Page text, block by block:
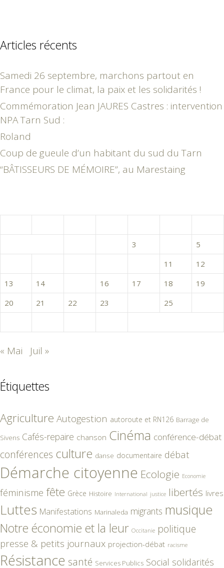
Articles récents
Samedi 26 septembre, marchons partout en
France pour le climat, la paix et les solidarités !
Commémoration Jean JAURES Castres : intervention
NPA Tarn Sud :
Roland
Coup de gueule d’un habitant du sud du Tarn
“BÂTISSEURS DE MÉMOIRE”, au Marestaing
3
5
11
12
13
14 16 17 18
19
20
21 22 23 25
« Mai Juil »
Étiquettes
Agriculture Autogestion autoroute et RN126 Barrage de
Sivens Cafés-repaire chanson Cinéma conférence-débat
conférences culture danse documentaire débat
Démarche citoyenne Ecologie Economie
féminisme fête Grèce Histoire International justice libertés livres
Luttes Manifestations Marinaleda migrants musique
Notre économie et la leur Occitanie politique
presse & petits journaux projection-débat racisme
Résistance santé Services Publics Social solidarités